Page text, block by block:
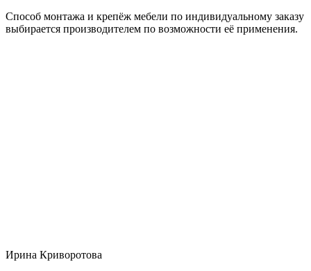
Способ монтажа и крепёж мебели по индивидуальному заказу
выбирается производителем по возможности её применения.
Ирина Криворотова